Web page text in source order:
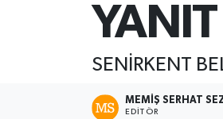
YANIT
SENİRKENT
MEMIŞ SERHAT
EDITÖR
Tüm Manşetler